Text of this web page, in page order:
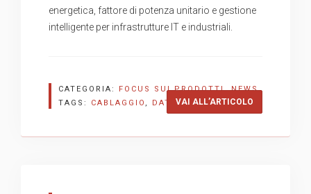
energetica, fattore di potenza unitario e gestione
intelligente per infrastrutture IT e industriali.
VAI ALL’ARTICOLO
CATEGORIA: FOCUS SUI PRODOTTI,NEWS
TAGS: CABLAGGIO , DATACENTER,RIELLO